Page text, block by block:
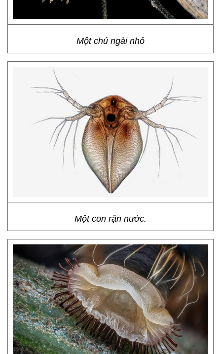
Một chú ngài nhỏ
Một con rận nước.